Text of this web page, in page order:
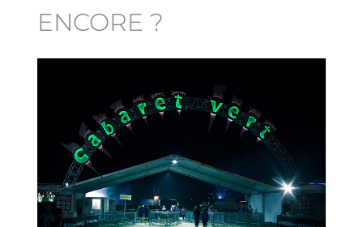
ENCORE ?